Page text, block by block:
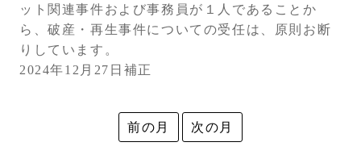
ット関連事件および事務員が１人であることか
ら、破産・再生事件についての受任は、原則お断
りしています。
2024年12月27日補正
前の月 次の月